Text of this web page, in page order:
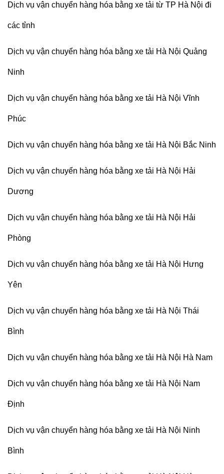
Dịch vụ vận chuyển hàng hóa bằng xe tải từ TP Hà Nội đi
các tỉnh
Dịch vụ vận chuyển hàng hóa bằng xe tải Hà Nội Quảng
Ninh
Dịch vụ vận chuyển hàng hóa bằng xe tải Hà Nội Vĩnh
Phúc
Dịch vụ vận chuyển hàng hóa bằng xe tải Hà Nội Bắc Ninh
Dịch vụ vận chuyển hàng hóa bằng xe tải Hà Nội Hải
Dương
Dịch vụ vận chuyển hàng hóa bằng xe tải Hà Nội Hải
Phòng
Dịch vụ vận chuyển hàng hóa bằng xe tải Hà Nội Hưng
Yên
Dịch vụ vận chuyển hàng hóa bằng xe tải Hà Nội Thái
Bình
Dịch vụ vận chuyển hàng hóa bằng xe tải Hà Nội Hà Nam
Dịch vụ vận chuyển hàng hóa bằng xe tải Hà Nội Nam
Định
Dịch vụ vận chuyển hàng hóa bằng xe tải Hà Nội Ninh
Bình